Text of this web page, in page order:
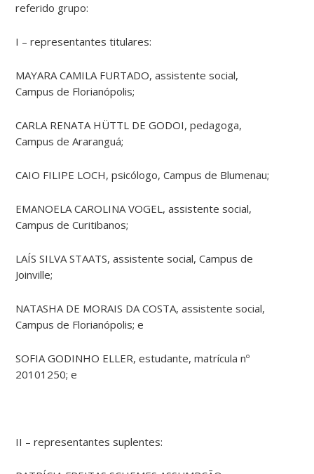
referido grupo:
I – representantes titulares:
MAYARA CAMILA FURTADO, assistente social,
Campus de Florianópolis;
CARLA RENATA HÜTTL DE GODOI, pedagoga,
Campus de Araranguá;
CAIO FILIPE LOCH, psicólogo, Campus de Blumenau;
EMANOELA CAROLINA VOGEL, assistente social,
Campus de Curitibanos;
LAÍS SILVA STAATS, assistente social, Campus de
Joinville;
NATASHA DE MORAIS DA COSTA, assistente social,
Campus de Florianópolis; e
SOFIA GODINHO ELLER, estudante, matrícula nº
20101250; e
II – representantes suplentes: